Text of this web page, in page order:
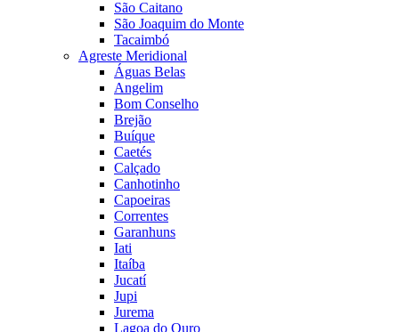
São Caitano
São Joaquim do Monte
Tacaimbó
Agreste Meridional
Águas Belas
Angelim
Bom Conselho
Brejão
Buíque
Caetés
Calçado
Canhotinho
Capoeiras
Correntes
Garanhuns
Iati
Itaíba
Jucatí
Jupi
Jurema
Lagoa do Ouro